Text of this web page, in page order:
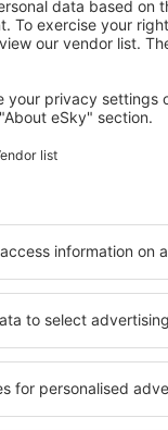
New Orleans
Mehr